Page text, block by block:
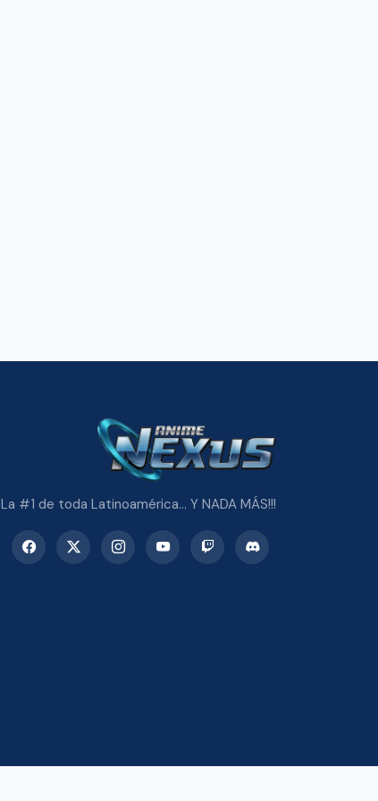
La #1 de toda Latinoamérica... Y NADA MÁS!!!